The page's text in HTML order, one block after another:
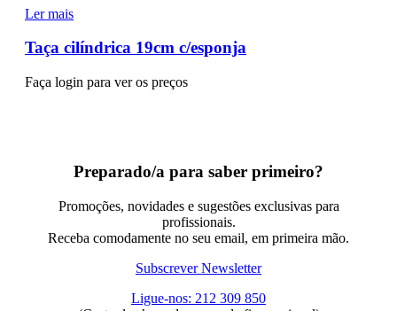
Ler mais
Taça cilíndrica 19cm c/esponja
Faça login para ver os preços
Preparado/a para saber primeiro?
Promoções, novidades e sugestões exclusivas para
profissionais.
Receba comodamente no seu email, em primeira mão.
Subscrever Newsletter
Ligue-nos: 212 309 850